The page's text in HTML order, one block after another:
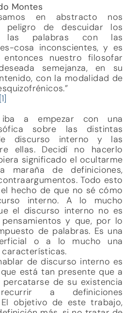
Montes
en abstracto nos
peligro de descuidar los
las palabras con las
cosa inconscientes, y es
entonces nuestro filosofar
semejanza, en su
con la modalidad de
[1]
iba a empezar con una
sobre las distintas
discurso interno y las
ellas. Decidí no hacerlo
significado el ocultarme
maraña de definiciones,
Todo esto
hecho de que no sé cómo
interno. A lo mucho
el discurso interno no es
y que, por lo
de palabras. Es una
o a lo mucho una
de discurso interno es
está tan presente que a
de su existencia
a definiciones
objetivo de este trabajo,